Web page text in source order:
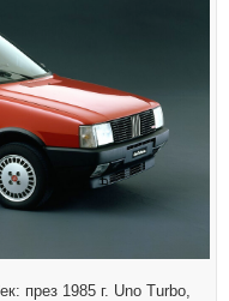
през 1985 г. Uno Turbo,